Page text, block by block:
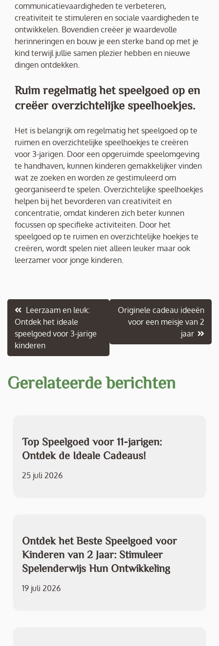
communicatievaardigheden te verbeteren,
creativiteit te stimuleren en sociale vaardigheden te
ontwikkelen. Bovendien creëer je waardevolle
herinneringen en bouw je een sterke band op met je
kind terwijl jullie samen plezier hebben en nieuwe
dingen ontdekken.
Ruim regelmatig het speelgoed op en
creëer overzichtelijke speelhoekjes.
Het is belangrijk om regelmatig het speelgoed op te
ruimen en overzichtelijke speelhoekjes te creëren
voor 3-jarigen. Door een opgeruimde speelomgeving
te handhaven, kunnen kinderen gemakkelijker vinden
wat ze zoeken en worden ze gestimuleerd om
georganiseerd te spelen. Overzichtelijke speelhoekjes
helpen bij het bevorderen van creativiteit en
concentratie, omdat kinderen zich beter kunnen
focussen op specifieke activiteiten. Door het
speelgoed op te ruimen en overzichtelijke hoekjes te
creëren, wordt spelen niet alleen leuker maar ook
leerzamer voor jonge kinderen.
Berichtnavigatie
Leerzaam en leuk:
Ontdek het ideale
speelgoed voor 3-jarige
kinderen
Originele cadeau ideeën
voor een meisje van 2
jaar
Gerelateerde berichten
Top Speelgoed voor 11-jarigen:
Ontdek de Ideale Cadeaus!
25 juli 2026
Ontdek het Beste Speelgoed voor
Kinderen van 2 Jaar: Stimuleer
Spelenderwijs Hun Ontwikkeling
19 juli 2026